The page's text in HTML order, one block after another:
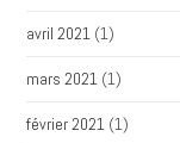
avril 2021 (1)
mars 2021 (1)
février 2021 (1)